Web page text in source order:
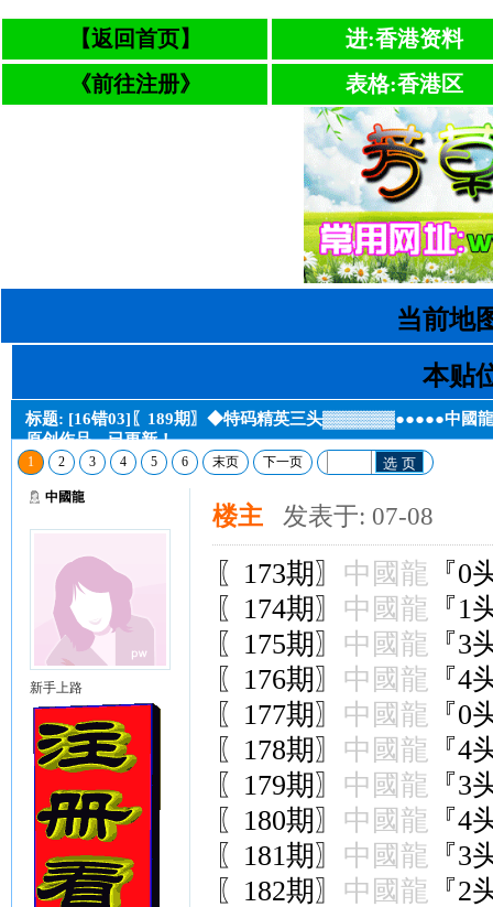
【返回首页】
进:香港资料
《前往注册》
表格:香港区
当前地
本贴
标题: [16错03]〖189期〗◆特码精英三头▓▓▓▓▓▓●●●●●中
原创作品，已更新！
1 2 3 4 5 6 末页 下一页 选 页
中國龍
新手上路
楼主 发表于: 07-08
〖173期〗 中國龍 『
〖174期〗 中國龍 『
〖175期〗 中國龍 『
〖176期〗 中國龍 『
〖177期〗 中國龍 『
〖178期〗 中國龍 『
〖179期〗 中國龍 『
〖180期〗 中國龍 『
〖181期〗 中國龍 『
〖182期〗 中國龍 『